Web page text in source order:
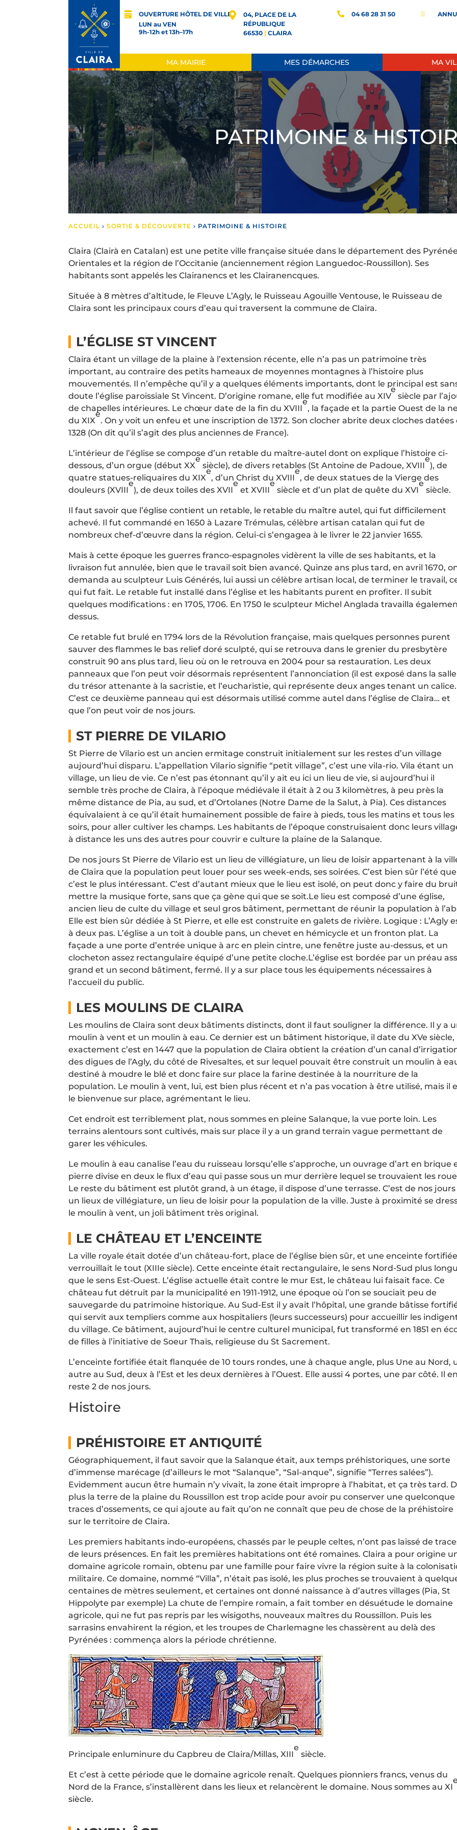
OUVERTURE HÔTEL DE VILLE
LUN au VEN
9h-12h et 13h–17h
04, PLACE DE LA
RÉPUBLIQUE
66530| CLAIRA
04 68 28 31 50 d
MA MAIRIE MES DÉMARCHES MA
PATRIMOINE &
ACCUEIL ›SORTIE & DÉCOUVERTE › PATRIMOINE & HISTOIRE
Claira (Clairà en Catalan) est une petite ville française située dans le département des
Orientales et la région de l’Occitanie (anciennement région Languedoc-Roussillon). Ses
habitants sont appelés les Clairanencs et les Clairanencques.
Située à 8 mètres d’altitude, le Fleuve L’Agly, le Ruisseau Agouille Ventouse, le Ruisseau de
Claira sont les principaux cours d’eau qui traversent la commune de Claira.
L’ÉGLISE ST VINCENT
Claira étant un village de la plaine à l’extension récente, elle n’a pas un patrimoine très
important, au contraire des petits hameaux de moyennes montagnes à l’histoire plus
mouvementés. Il n’empêche qu’il y a quelques éléments importants, dont le principal est
doute l’église paroissiale St Vincent. D’origine romane, elle fut modifiée au XIV
e
siècle par
de chapelles intérieures. Le chœur date de la fin du XVIII
e
, la façade et la partie Ouest de la
du XIX
e
. On y voit un enfeu et une inscription de 1372. Son clocher abrite deux cloches datées
1328 (On dit qu’il s’agit des plus anciennes de France).
L’intérieur de l’église se compose d’un retable du maître-autel dont on explique l’histoire ci-
dessous, d’un orgue (début XX
e
siècle), de divers retables (St Antoine de Padoue, XVIII
e
), de
quatre statues-reliquaires du XIX
e
, d’un Christ du XVIII
e
, de deux statues de la Vierge des
douleurs (XVIII
e
), de deux toiles des XVII
e
et XVIII
e
siècle et d’un plat de quête du XVI
e
siècle.
Il faut savoir que l’église contient un retable, le retable du maître autel, qui fut difficilement
achevé. Il fut commandé en 1650 à Lazare Trémulas, célèbre artisan catalan qui fut de
nombreux chef-d’œuvre dans la région. Celui-ci s’engagea à le livrer le 22 janvier 1655.
Mais à cette époque les guerres franco-espagnoles vidèrent la ville de ses habitants, et la
livraison fut annulée, bien que le travail soit bien avancé. Quinze ans plus tard, en avril 1670,
demanda au sculpteur Luis Générés, lui aussi un célèbre artisan local, de terminer le travail,
qui fut fait. Le retable fut installé dans l’église et les habitants purent en profiter. Il subit
quelques modifications : en 1705, 1706. En 1750 le sculpteur Michel Anglada travailla
dessus.
Ce retable fut brulé en 1794 lors de la Révolution française, mais quelques personnes purent
sauver des flammes le bas relief doré sculpté, qui se retrouva dans le grenier du presbytère
construit 90 ans plus tard, lieu où on le retrouva en 2004 pour sa restauration. Les deux
panneaux que l’on peut voir désormais représentent l’annonciation (il est exposé dans la salle
du trésor attenante à la sacristie, et l’eucharistie, qui représente deux anges tenant un calice.
C’est ce deuxième panneau qui est désormais utilisé comme autel dans l’église de Claira… et
que l’on peut voir de nos jours.
ST PIERRE DE VILARIO
St Pierre de Vilario est un ancien ermitage construit initialement sur les restes d’un village
aujourd’hui disparu. L’appellation Vilario signifie “petit village”, c’est une vila-rio. Vila étant un
village, un lieu de vie. Ce n’est pas étonnant qu’il y ait eu ici un lieu de vie, si aujourd’hui il
semble très proche de Claira, à l’époque médiévale il était à 2 ou 3 kilomètres, à peu près la
même distance de Pia, au sud, et d’Ortolanes (Notre Dame de la Salut, à Pia). Ces distances
équivalaient à ce qu’il était humainement possible de faire à pieds, tous les matins et tous les
soirs, pour aller cultiver les champs. Les habitants de l’époque construisaient donc leurs
à distance les uns des autres pour couvrir e culture la plaine de la Salanque.
De nos jours St Pierre de Vilario est un lieu de villégiature, un lieu de loisir appartenant à la
de Claira que la population peut louer pour ses week-ends, ses soirées. C’est bien sûr l’été que
c’est le plus intéressant. C’est d’autant mieux que le lieu est isolé, on peut donc y faire du
mettre la musique forte, sans que ça gène qui que se soit.Le lieu est composé d’une église,
ancien lieu de culte du village et seul gros bâtiment, permettant de réunir la population à
Elle est bien sûr dédiée à St Pierre, et elle est construite en galets de rivière. Logique : L’Agly
à deux pas. L’église a un toit à double pans, un chevet en hémicycle et un fronton plat. La
façade a une porte d’entrée unique à arc en plein cintre, une fenêtre juste au-dessus, et un
clocheton assez rectangulaire équipé d’une petite cloche.L’église est bordée par un préau
grand et un second bâtiment, fermé. Il y a sur place tous les équipements nécessaires à
l’accueil du public.
LES MOULINS DE CLAIRA
Les moulins de Claira sont deux bâtiments distincts, dont il faut souligner la différence. Il y a
moulin à vent et un moulin à eau. Ce dernier est un bâtiment historique, il date du XVe siècle,
exactement c’est en 1447 que la population de Claira obtient la création d’un canal
des digues de l’Agly, du côté de Rivesaltes, et sur lequel pouvait être construit un moulin à
destiné à moudre le blé et donc faire sur place la farine destinée à la nourriture de la
population. Le moulin à vent, lui, est bien plus récent et n’a pas vocation à être utilisé, mais il
le bienvenue sur place, agrémentant le lieu.
Cet endroit est terriblement plat, nous sommes en pleine Salanque, la vue porte loin. Les
terrains alentours sont cultivés, mais sur place il y a un grand terrain vague permettant de
garer les véhicules.
Le moulin à eau canalise l’eau du ruisseau lorsqu’elle s’approche, un ouvrage d’art en brique
pierre divise en deux le flux d’eau qui passe sous un mur derrière lequel se trouvaient les
Le reste du bâtiment est plutôt grand, à un étage, il dispose d’une terrasse. C’est de nos jours
un lieux de villégiature, un lieu de loisir pour la population de la ville. Juste à proximité se
le moulin à vent, un joli bâtiment très original.
LE CHÂTEAU ET L’ENCEINTE
La ville royale était dotée d’un château-fort, place de l’église bien sûr, et une enceinte fortifiée
verrouillait le tout (XIIIe siècle). Cette enceinte était rectangulaire, le sens Nord-Sud plus
que le sens Est-Ouest. L’église actuelle était contre le mur Est, le château lui faisait face. Ce
château fut détruit par la municipalité en 1911-1912, une époque où l’on se souciait peu de
sauvegarde du patrimoine historique. Au Sud-Est il y avait l’hôpital, une grande bâtisse
qui servit aux templiers comme aux hospitaliers (leurs successeurs) pour accueillir les
du village. Ce bâtiment, aujourd’hui le centre culturel municipal, fut transformé en 1851 en
de filles à l’initiative de Soeur Thaïs, religieuse du St Sacrement.
L’enceinte fortifiée était flanquée de 10 tours rondes, une à chaque angle, plus Une au Nord,
autre au Sud, deux à l’Est et les deux dernières à l’Ouest. Elle aussi 4 portes, une par côté. Il en
reste 2 de nos jours.
Histoire
PRÉHISTOIRE ET ANTIQUITÉ
Géographiquement, il faut savoir que la Salanque était, aux temps préhistoriques, une sorte
d’immense marécage (d’ailleurs le mot “Salanque”, “Sal-anque”, signifie “Terres salées”).
Evidemment aucun être humain n’y vivait, la zone était impropre à l’habitat, et ça très tard.
plus la terre de la plaine du Roussillon est trop acide pour avoir pu conserver une quelconque
traces d’ossements, ce qui ajoute au fait qu’on ne connaît que peu de chose de la préhistoire
sur le territoire de Claira.
Les premiers habitants indo-européens, chassés par le peuple celtes, n’ont pas laissé de
de leurs présences. En fait les premières habitations ont été romaines. Claira a pour origine
domaine agricole romain, obtenu par une famille pour faire vivre la région suite à la
militaire. Ce domaine, nommé “Villa”, n’était pas isolé, les plus proches se trouvaient à
centaines de mètres seulement, et certaines ont donné naissance à d’autres villages (Pia, St
Hippolyte par exemple) La chute de l’empire romain, a fait tomber en désuétude le domaine
agricole, qui ne fut pas repris par les wisigoths, nouveaux maîtres du Roussillon. Puis les
sarrasins envahirent la région, et les troupes de Charlemagne les chassèrent au delà des
Pyrénées : commença alors la période chrétienne.
Principale enluminure du Capbreu de Claira/Millas, XIII
e
siècle.
Et c’est à cette période que le domaine agricole renaît. Quelques pionniers francs, venus du
Nord de la France, s’installèrent dans les lieux et relancèrent le domaine. Nous sommes au XI
e
siècle.